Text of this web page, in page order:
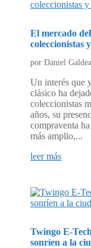
El mercado
coleccionistas
porDaniel
Un interés que
clásico ha
coleccionistas
años, su
compraventa
más amplio,...
leer más
Twingo E-
sonríen a la